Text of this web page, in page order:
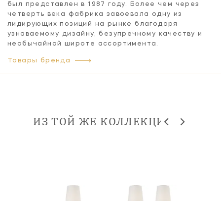
был представлен в 1987 году. Более чем через
четверть века фабрика завоевала одну из
лидирующих позиций на рынке благодаря
узнаваемому дизайну, безупречному качеству и
необычайной широте ассортимента.
Товары бренда
ИЗ ТОЙ ЖЕ КОЛЛЕКЦИИ